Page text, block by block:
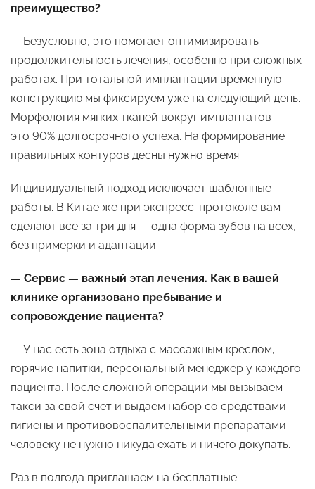
преимущество?
— Безусловно, это помогает оптимизировать
продолжительность лечения, особенно при сложных
работах. При тотальной имплантации временную
конструкцию мы фиксируем уже на следующий день.
Морфология мягких тканей вокруг имплантатов —
это 90% долгосрочного успеха. На формирование
правильных контуров десны нужно время.
Индивидуальный подход исключает шаблонные
работы. В Китае же при экспресс-протоколе вам
сделают все за три дня — одна форма зубов на всех,
без примерки и адаптации.
— Сервис — важный этап лечения. Как в вашей
клинике организовано пребывание и
сопровождение пациента?
— У нас есть зона отдыха с массажным креслом,
горячие напитки, персональный менеджер у каждого
пациента. После сложной операции мы вызываем
такси за свой счет и выдаем набор со средствами
гигиены и противовоспалительными препаратами —
человеку не нужно никуда ехать и ничего докупать.
Раз в полгода приглашаем на бесплатные